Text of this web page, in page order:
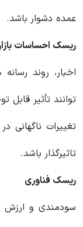
عمده دشوار باشد.
ریسک احساسات
اخبار، روند
توانند تأثیر
تغییرات ناگهانی
تاثیرگذار باشد.
ریسک فناوری
سودمندی و ارزش